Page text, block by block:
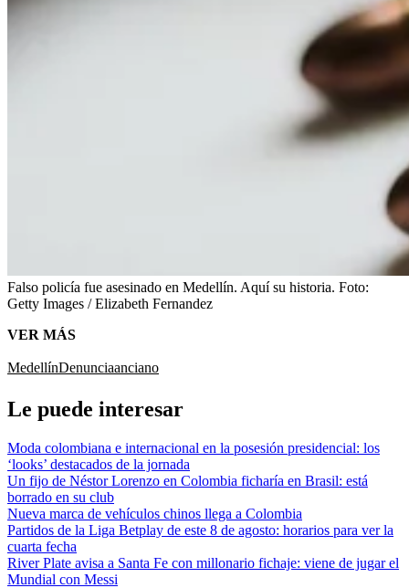
Falso policía fue asesinado en Medellín. Aquí su historia. Foto:
Getty Images / Elizabeth Fernandez
VER MÁS
MedellínDenunciaanciano
Le puede interesar
Moda colombiana e internacional en la posesión presidencial: los
‘looks’ destacados de la jornada
Un fijo de Néstor Lorenzo en Colombia ficharía en Brasil: está
borrado en su club
Nueva marca de vehículos chinos llega a Colombia
Partidos de la Liga Betplay de este 8 de agosto: horarios para ver la
cuarta fecha
River Plate avisa a Santa Fe con millonario fichaje: viene de jugar el
Mundial con Messi